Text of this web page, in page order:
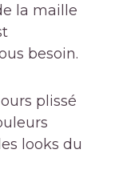
la maille
besoin.
plissé
looks du